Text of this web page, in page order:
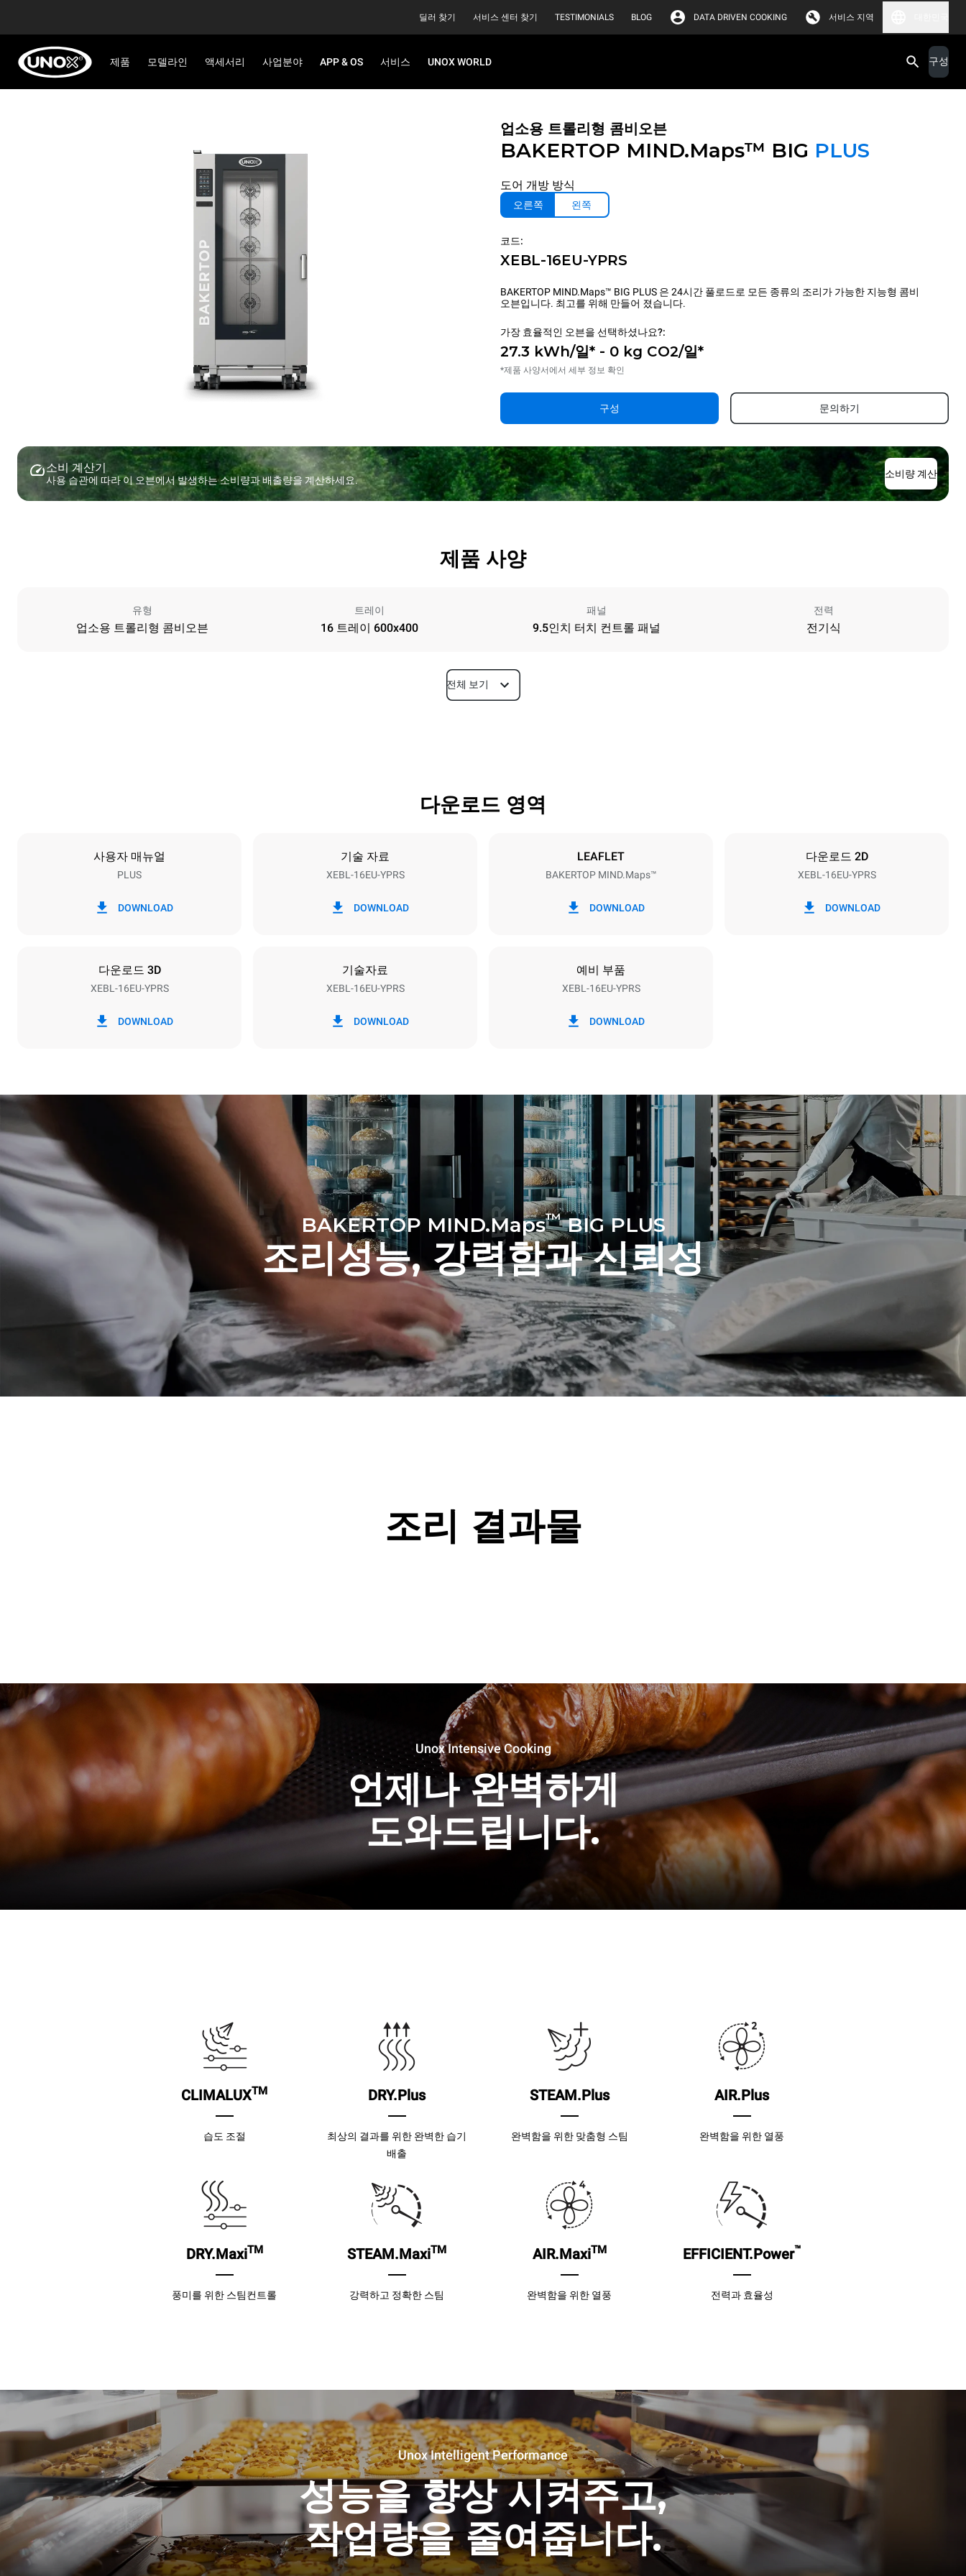
딜러 찾기 서비스 센터 찾기 TESTIMONIALS BLOG DATA DRIVEN COOKING 서비스 지역
제품 모델라인 액세서리 사업분야 APP & OS 서비스 UNOX WORLD 구성
업소용 트롤리형 콤비오븐
BAKERTOP MIND.Maps™ BIG PLUS
도어 개방 방식
오른쪽 왼쪽
코드:
XEBL-16EU-YPRS
BAKERTOP MIND.Maps™ BIG PLUS 은 24시간 풀로드로 모든 종류의 조리가 가능한 지능형 콤비
오븐입니다. 최고를 위해 만들어 졌습니다.
가장 효율적인 오븐을 선택하셨나요?:
27.3 kWh/일* - 0 kg CO2/일*
*제품 사양서에서 세부 정보 확인
구성 문의하기
소비 계산기
사용 습관에 따라 이 오븐에서 발생하는 소비량과 배출량을 계산하세요.
소비량 계산
제품 사양
유형
업소용 트롤리형 콤비오븐
트레이
16 트레이 600x400
패널
9.5인치 터치 컨트롤 패널
전력
전기식
깊이
팬사이즈
380-415V 3N~
생산되는 에너지를 구매하는 선택으로
제거될 수 있다.
전체 보기
다운로드 영역
사용자 매뉴얼
PLUS
DOWNLOAD
기술 자료
XEBL-16EU-YPRS
DOWNLOAD
LEAFLET
BAKERTOP MIND.Maps™
DOWNLOAD
다운로드 2D
XEBL-16EU-YPRS
DOWNLOAD
다운로드 3D
XEBL-16EU-YPRS
DOWNLOAD
기술자료
XEBL-16EU-YPRS
DOWNLOAD
예비 부품
XEBL-16EU-YPRS
DOWNLOAD
BAKERTOP MIND.Maps™BIG PLUS
조리성능, 강력함과 신뢰성
조리 결과물
Unox Intensive Cooking
언제나 완벽하게
도와드립니다.
CLIMALUXTM
습도 조절
DRY.Plus
최상의 결과를 위한 완벽한 습기
배출
STEAM.Plus
완벽함을 위한 맞춤형 스팀
AIR.Plus
완벽함을 위한 열풍
DRY.MaxiTM
풍미를 위한 스팀컨트롤
STEAM.MaxiTM
강력하고 정확한 스팀
AIR.MaxiTM
완벽함을 위한 열풍
EFFICIENT.Power™
전력과 효율성
Unox Intelligent Performance
성능을 향상 시켜주고,
작업량을 줄여줍니다.